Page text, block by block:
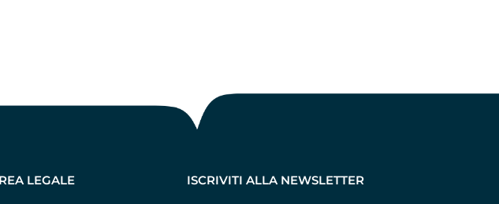
LEGALE ISCRIVITI ALLA NEWSLETTER